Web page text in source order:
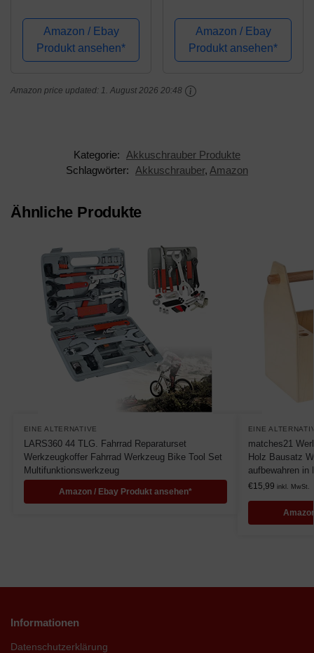
Amazon / Ebay
Produkt ansehen*
nur das Gerät ohne
Zubehör
Amazon / Ebay
Produkt ansehen*
Amazon price updated: 1. August 2026 20:48
Kategorie:
Akkuschrauber Produkte
Schlagwörter:
Akkuschrauber, Amazon
Ähnliche Produkte
EINE ALTERNATIVE
LARS360 44 TLG. Fahrrad Reparaturset
Werkzeugkoffer Fahrrad Werkzeug Bike Tool Set
Multifunktionswerkzeug
Amazon / Ebay Produkt ansehen*
EINE
matches21
Holz Bausatz
aufbewahren in
€15,99 inkl. MwSt.
Informationen
Datenschutzerklärung